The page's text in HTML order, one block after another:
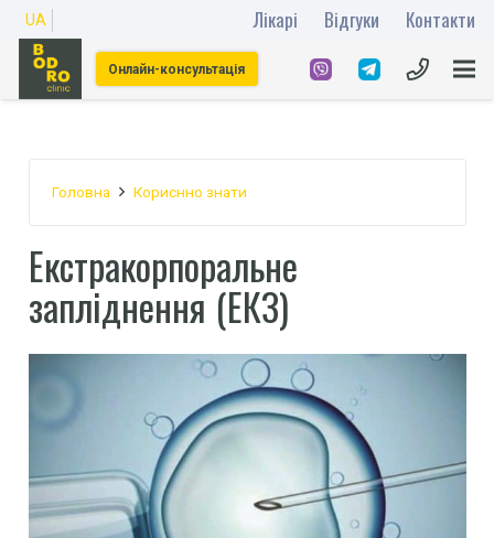
UA Лікарі Відгуки Контакти
Онлайн-консультація
Головна Кориснно знати
Екстракорпоральне
запліднення (ЕКЗ)